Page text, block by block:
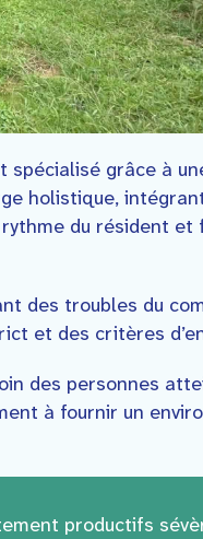
grâce à
holistique,
du résident et
des troubles du
et des critères
des personnes
à fournir un
productifs